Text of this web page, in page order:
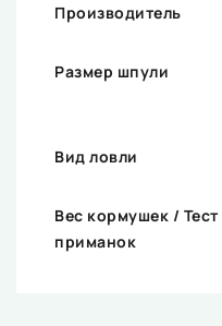
Производитель
Размер шпули
Вид ловли
Вес кормушек / Тест
приманок